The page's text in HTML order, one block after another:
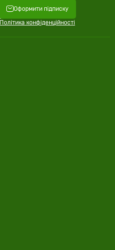
Оформити підписку
Політика конфіденційності